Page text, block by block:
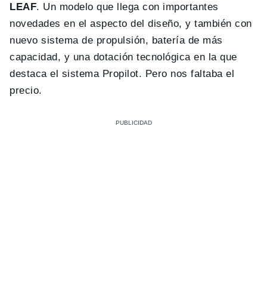
LEAF. Un modelo que llega con importantes
novedades en el aspecto del diseño, y también con
nuevo sistema de propulsión, batería de más
capacidad, y una dotación tecnológica en la que
destaca el sistema Propilot. Pero nos faltaba el
precio.